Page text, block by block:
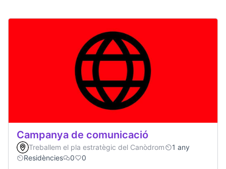
Campanya de comunicació
Treballem el pla estratègic del Canòdrom
1 any
Residències
0 0